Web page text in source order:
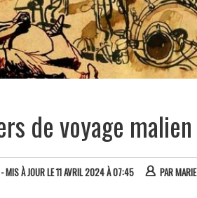
de voyage
- MIS À JOUR LE 11 AVRIL 2024 À 07:45 PAR